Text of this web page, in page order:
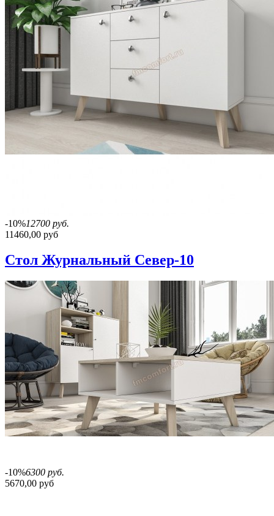
-10%12700 руб.
11460,00 руб
Стол Журнальный Север-10
-10%6300 руб.
5670,00 руб